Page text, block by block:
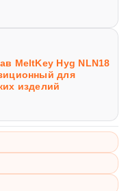
MeltKey Hyg NLN18
для
изделий